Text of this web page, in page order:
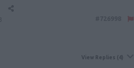
View Replies (4)